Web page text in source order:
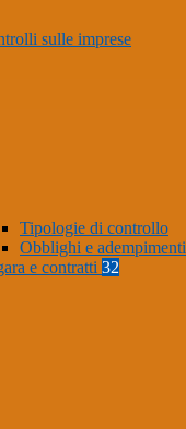
sulle imprese
Tipologie di controllo
Obblighi e adempimenti
e contratti 32